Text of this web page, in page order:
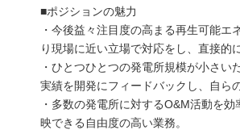
■ポジションの魅力
・今後益々注目度の高まる再生可能
り現場に近い立場で対応をし、直接的
・ひとつひとつの発電所規模が小さ
実績を開発にフィードバックし、自ら
・多数の発電所に対するO&M活動を
映できる自由度の高い業務。